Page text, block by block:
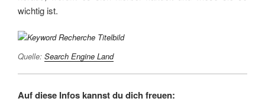
wichtig ist.
Quelle: Search Engine Land
Auf diese Infos kannst du dich freuen: